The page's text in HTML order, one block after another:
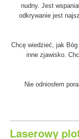
nudny. Jest
odkrywanie jest
Chcę wiedzieć, jak
inne zjawisko.
Nie odniosłem
Laserowy